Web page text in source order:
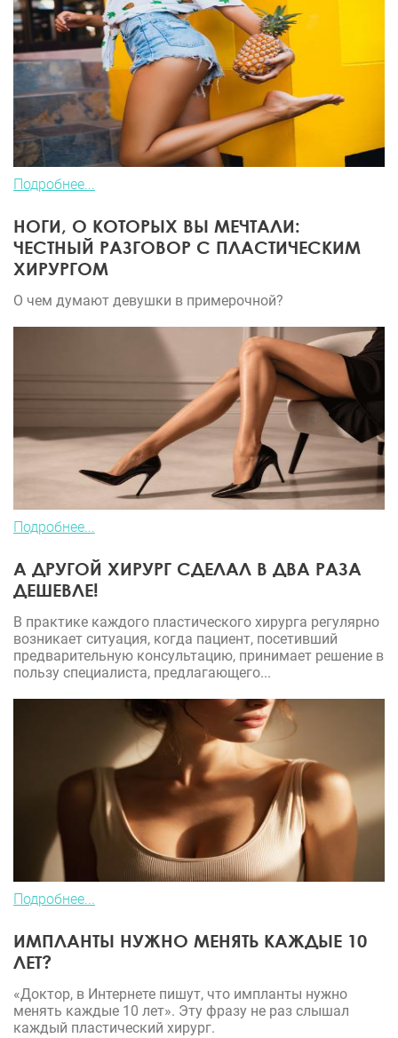
Подробнее...
НОГИ, О КОТОРЫХ ВЫ МЕЧТАЛИ:
ЧЕСТНЫЙ РАЗГОВОР С ПЛАСТИЧЕСКИМ
ХИРУРГОМ
О чем думают девушки в примерочной?
Подробнее...
А ДРУГОЙ ХИРУРГ СДЕЛАЛ В ДВА РАЗА
ДЕШЕВЛЕ!
В практике каждого пластического хирурга регулярно
возникает ситуация, когда пациент, посетивший
предварительную консультацию, принимает решение в
пользу специалиста, предлагающего...
Подробнее...
ИМПЛАНТЫ НУЖНО МЕНЯТЬ КАЖДЫЕ 10
ЛЕТ?
«Доктор, в Интернете пишут, что импланты нужно
менять каждые 10 лет». Эту фразу не раз слышал
каждый пластический хирург.